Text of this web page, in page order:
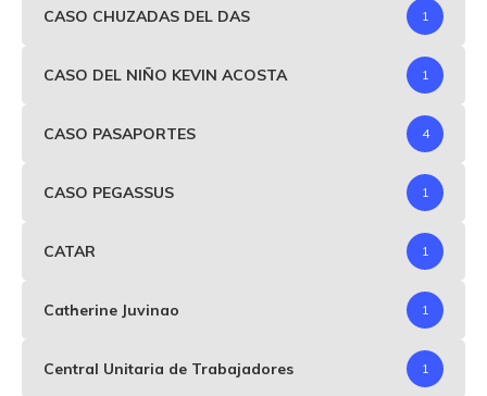
CASO CHUZADAS DEL DAS 1
CASO DEL NIÑO KEVIN ACOSTA 1
CASO PASAPORTES 4
CASO PEGASSUS 1
CATAR 1
Catherine Juvinao 1
Central Unitaria de Trabajadores 1